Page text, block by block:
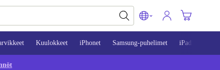
Kuulokkeet iPhonet Samsung-puhelimet iPadit